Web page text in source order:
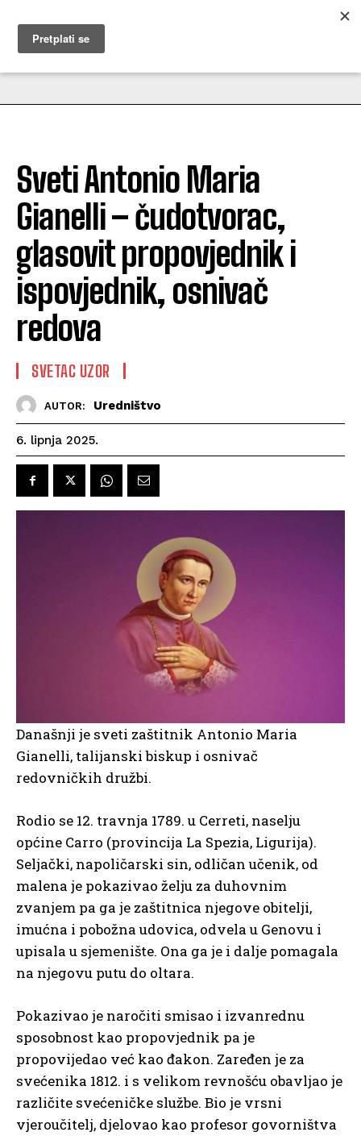
MUŽEVNI BUDITE
Sveti Antonio Maria
Gianelli – čudotvorac,
glasovit propovjednik i
ispovjednik, osnivač
redova
SVETAC UZOR
AUTOR: Uredništvo
6. lipnja 2025.
Današnji je sveti zaštitnik Antonio Maria
Gianelli, talijanski biskup i osnivač
redovničkih družbi.
Rodio se 12. travnja 1789. u Cerreti, naselju
općine Carro (provincija La Spezia, Ligurija).
Seljački, napoličarski sin, odličan učenik, od
malena je pokazivao želju za duhovnim
zvanjem pa ga je zaštitnica njegove obitelji,
imućna i pobožna udovica, odvela u Genovu i
upisala u sjemenište. Ona ga je i dalje pomagala
na njegovu putu do oltara.
Pokazivao je naročiti smisao i izvanrednu
sposobnost kao propovjednik pa je
propovijedao već kao đakon. Zaređen je za
svećenika 1812. i s velikom revnošću obavljao je
različite svećeničke službe. Bio je vrsni
vjeroučitelj, djelovao kao profesor govorništva